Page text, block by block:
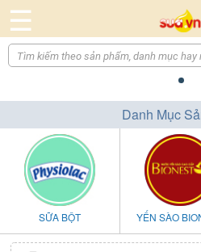
☰
Danh Mục
SỮA BỘT YẾN SÀO